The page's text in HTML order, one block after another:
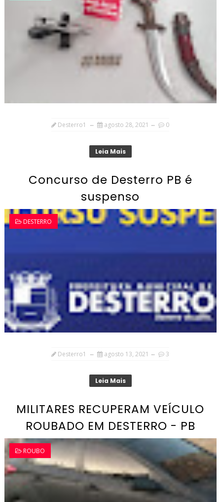
Desterro1 agosto 28, 2021 0
Leia Mais
Concurso de Desterro PB é
suspenso
DESTERRO
Desterro1 agosto 13, 2021 3
Leia Mais
MILITARES RECUPERAM VEÍCULO
ROUBADO EM DESTERRO - PB
ROUBO